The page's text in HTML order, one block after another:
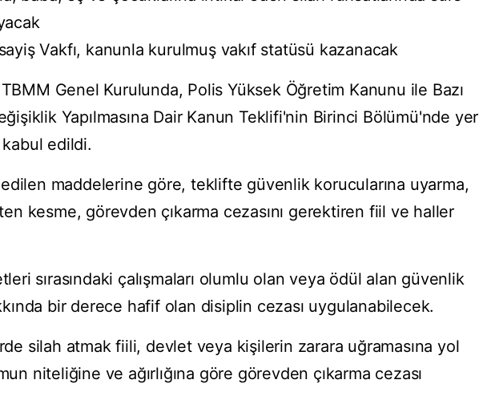
Vakfı, kanunla kurulmuş vakıf statüsü kazanacak
Genel Kurulunda, Polis Yüksek Öğretim Kanunu ile Bazı
Yapılmasına Dair Kanun Teklifi'nin Birinci Bölümü'nde yer
edildi.
maddelerine göre, teklifte güvenlik korucularına uyarma,
kesme, görevden çıkarma cezasını gerektiren fiil ve haller
sırasındaki çalışmaları olumlu olan veya ödül alan güvenlik
bir derece hafif olan disiplin cezası uygulanabilecek.
silah atmak fiili, devlet veya kişilerin zarara uğramasına yol
niteliğine ve ağırlığına göre görevden çıkarma cezası